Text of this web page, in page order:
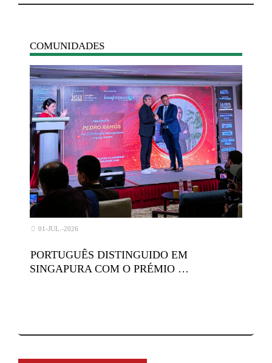
COMUNIDADES
01-JUL.-2026
PORTUGUÊS DISTINGUIDO EM
SINGAPURA COM O PRÉMIO …